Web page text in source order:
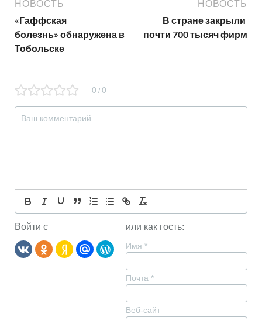
НОВОСТЬ
«Гаффская
болезнь» обнаружена в
Тобольске
НОВОСТЬ
В стране закрыли
почти 700 тысяч фирм
0 / 0
Войти с или как гость:
Имя *
Почта *
Веб-сайт